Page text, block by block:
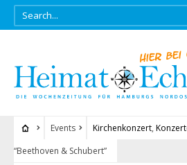
Events Kirchenkonzert,
“Beethoven & Schubert”